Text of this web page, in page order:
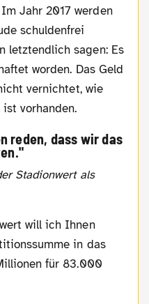
Jahr 2017 werden
schuldenfrei
letztendlich sagen: Es
worden. Das Geld
vernichtet, wie
vorhanden.
reden, dass wir das
will ich Ihnen
in das
für 83.000